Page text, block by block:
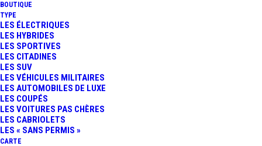
BOUTIQUE
TYPE
LES ÉLECTRIQUES
LES HYBRIDES
LES SPORTIVES
LES CITADINES
LES SUV
LES VÉHICULES MILITAIRES
LES AUTOMOBILES DE LUXE
LES COUPÉS
LES VOITURES PAS CHÈRES
LES CABRIOLETS
LES « SANS PERMIS »
CARTE
NISSAN JUKE NISMO
RSNOW : LE
CROSSOVER PRÊT
POUR LA NEIGE GRÂCE
À DES CHENILLES !